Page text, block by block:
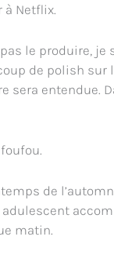
Netflix.
le produire,
de polish sur
sera entendue.
de
matin.